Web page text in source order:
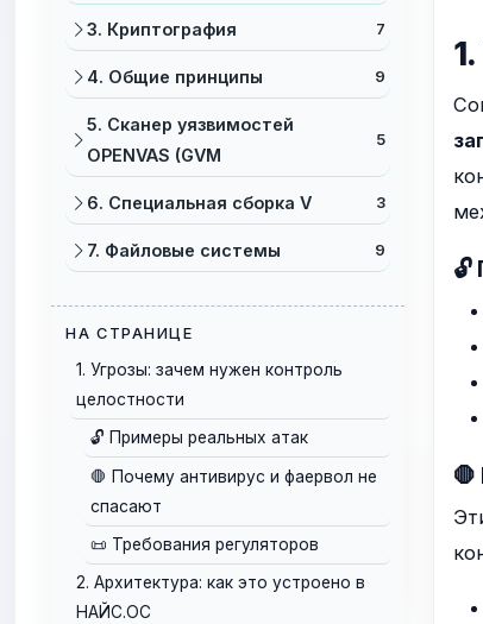
3. Криптография 7
4. Общие принципы 9
5. Сканер уязвимостей
OPENVAS (GVM
5
6. Специальная сборка V 3
7. Файловые системы 9
НА СТРАНИЦЕ
1. Угрозы: зачем нужен контроль
целостности
🔓 Примеры реальных атак
🛑 Почему антивирус и фаервол не
спасают
📜 Требования регуляторов
2. Архитектура: как это устроено в
НАЙС.ОС